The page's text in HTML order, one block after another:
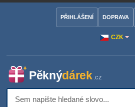
CZK
PŘIHLÁŠENÍ DOPRAVA